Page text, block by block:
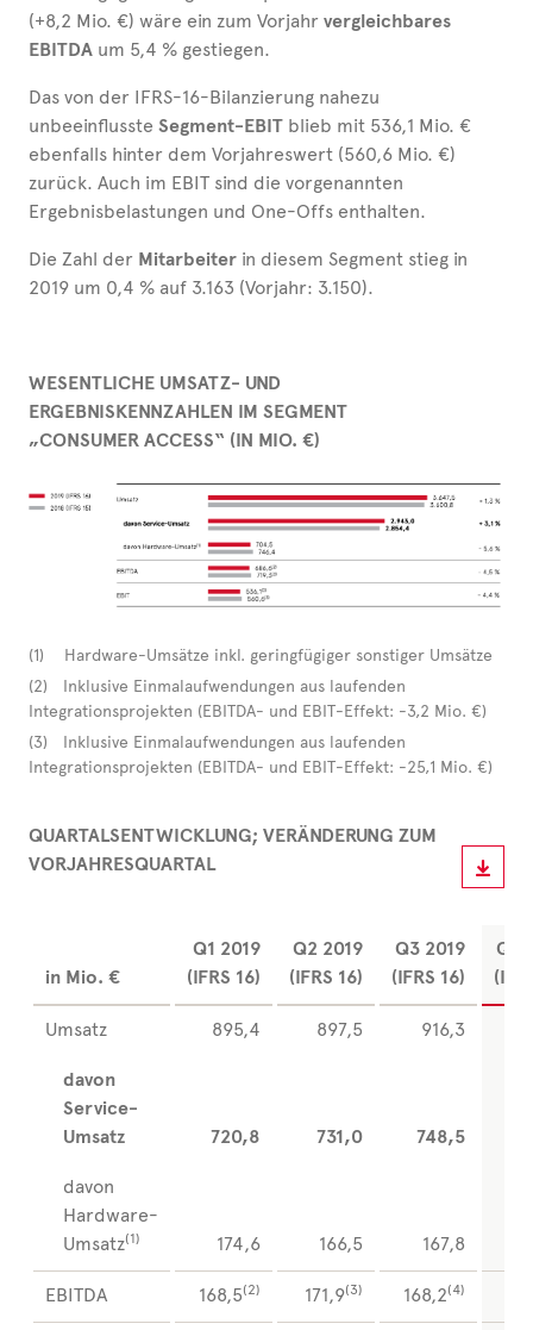
(+8,2 Mio. €) wäre ein zum Vorjahr vergleichbares
EBITDA um 5,4 % gestiegen.
Das von der IFRS-16-Bilanzierung nahezu
unbeeinflusste Segment-EBIT blieb mit 536,1 Mio. €
ebenfalls hinter dem Vorjahreswert (560,6 Mio. €)
zurück. Auch im EBIT sind die vorgenannten
Ergebnisbelastungen und One-Offs enthalten.
Die Zahl der Mitarbeiter in diesem Segment stieg in
2019 um 0,4 % auf 3.163 (Vorjahr: 3.150).
WESENTLICHE UMSATZ- UND
ERGEBNISKENNZAHLEN IM SEGMENT
„CONSUMER ACCESS“ (IN MIO. €)
(1) Hardware-Umsätze inkl. geringfügiger sonstiger Umsätze
(2) Inklusive Einmalaufwendungen aus laufenden
Integrationsprojekten (EBITDA- und EBIT-Effekt: -3,2 Mio. €)
(3) Inklusive Einmalaufwendungen aus laufenden
Integrationsprojekten (EBITDA- und EBIT-Effekt: -25,1 Mio. €)
QUARTALSENTWICKLUNG; VERÄNDERUNG ZUM
VORJAHRESQUARTAL
in Mio. €
Q1 2019
(IFRS 16)
Q2 2019
(IFRS 16)
Q3 2019
(IFRS 16)
Q4
Umsatz 895,4 897,5 916,3
davon
Service-
Umsatz
720,8 731,0 748,5
davon
Hardware-
Umsatz(1) 174,6 166,5 167,8
EBITDA 168,5(2) 171,9(3) 168,2(4)